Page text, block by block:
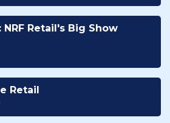
Retail's Big Show
Retail